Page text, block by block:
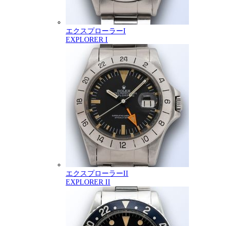
エクスプローラーI
EXPLORER I
エクスプローラーII
EXPLORER II